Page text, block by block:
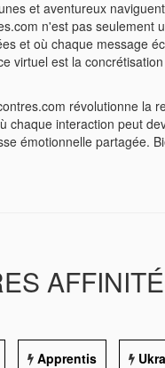
et aventureux
n'est pas
et où chaque message
virtuel est la
révolutionne la
chaque interaction peut
émotionnelle partagée.
Apprentis